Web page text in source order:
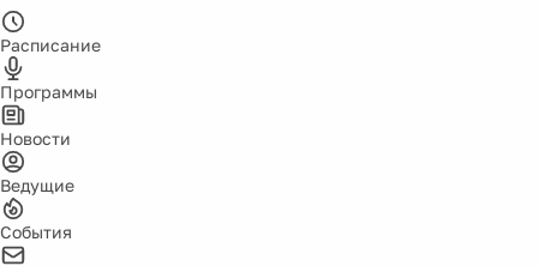
Расписание
Программы
Новости
Ведущие
События